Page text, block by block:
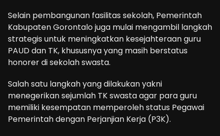
Selain pembangunan fasilitas sekolah, Pemerintah
Kabupaten Gorontalo juga mulai mengambil langkah
strategis untuk meningkatkan kesejahteraan guru
PAUD dan TK, khususnya yang masih berstatus
honorer di sekolah swasta.
Salah satu langkah yang dilakukan yakni
menegerikan sejumlah TK swasta agar para guru
memiliki kesempatan memperoleh status Pegawai
Pemerintah dengan Perjanjian Kerja (P3K).